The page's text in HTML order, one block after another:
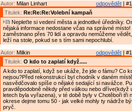
odpovědět |
Autor: Milan Linhart
Titulek: Re:Re:Re:Volební kampaň
Nepleťte si vedení města a jednotlivé úředníky.
nějaká informace nedostane včas na správné místo!
zaměstnano přes 70 lidí a opravdu nemůžeme
leží na stole, pokud se s tím sami nepochlubí.
odpovědět |
Autor: Milkin
Titulek: O kdo to zaplatí když.....
A kdo to zaplatí, když se ukáže, že jde o fámu? Co
nejsou?Před rekonstrukcí byl chodník v daném
nasvědčovalo spíše o nějaké sedající si navážce.
pravděpodobně někdy před válkou nebo dříve(když
letech byla vyřazena), v té době byly v Chotěboři tři
okrese dejme tomu 50 - jak velké mohly ty nádrže
pryč.